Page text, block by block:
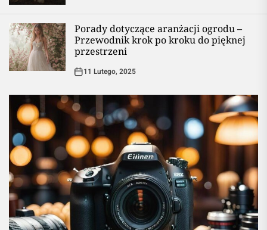
Porady dotyczące aranżacji ogrodu –
Przewodnik krok po kroku do pięknej
przestrzeni
11 Lutego, 2025